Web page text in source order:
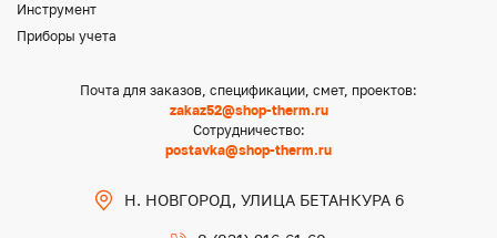
Инструмент
Приборы учета
Почта для заказов, спецификации, смет, проектов:
zakaz52@shop-therm.ru
Сотрудничество:
postavka@shop-therm.ru
Н. НОВГОРОД, УЛИЦА БЕТАНКУРА 6